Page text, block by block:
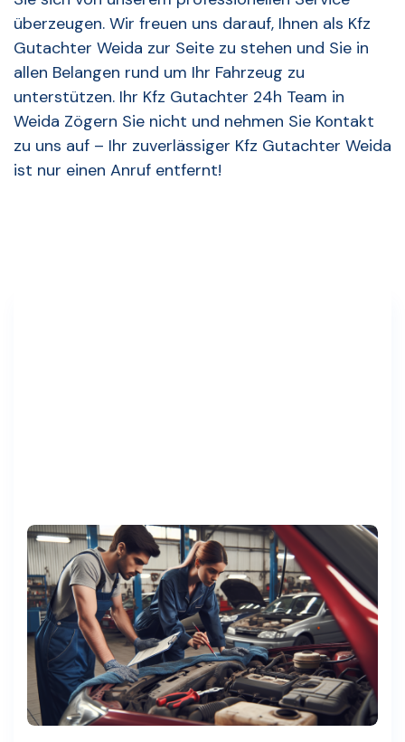
überzeugen. Wir freuen uns darauf, Ihnen als Kfz
Gutachter Weida zur Seite zu stehen und Sie in
allen Belangen rund um Ihr Fahrzeug zu
unterstützen. Ihr Kfz Gutachter 24h Team in
Weida Zögern Sie nicht und nehmen Sie Kontakt
zu uns auf – Ihr zuverlässiger Kfz Gutachter Weida
ist nur einen Anruf entfernt!